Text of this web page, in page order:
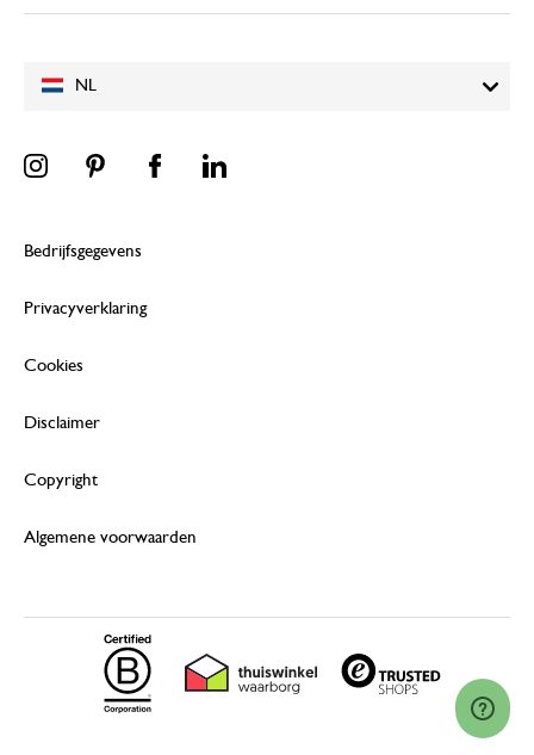
NL
Bedrijfsgegevens
Privacyverklaring
Cookies
Disclaimer
Copyright
Algemene voorwaarden